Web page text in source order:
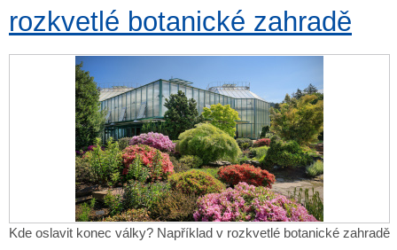
rozkvetlé botanické zahradě
Kde oslavit konec války? Například v rozkvetlé botanické zahradě